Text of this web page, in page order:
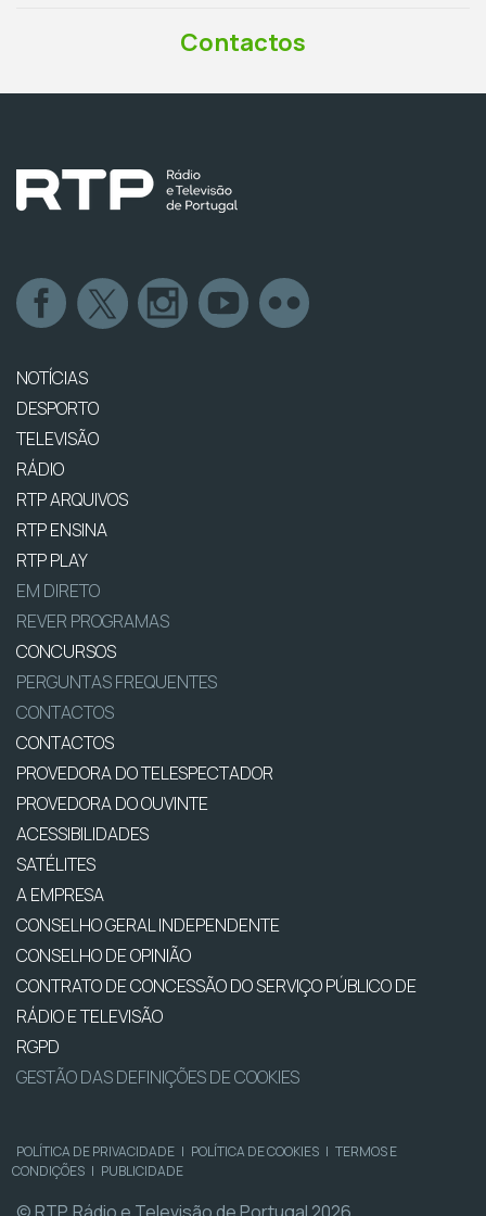
Contactos
NOTÍCIAS
DESPORTO
TELEVISÃO
RÁDIO
RTP ARQUIVOS
RTP ENSINA
RTP PLAY
EM DIRETO
REVER PROGRAMAS
CONCURSOS
PERGUNTAS FREQUENTES
CONTACTOS
CONTACTOS
PROVEDORA DO TELESPECTADOR
PROVEDORA DO OUVINTE
ACESSIBILIDADES
SATÉLITES
A EMPRESA
CONSELHO GERAL INDEPENDENTE
CONSELHO DE OPINIÃO
CONTRATO DE CONCESSÃO DO SERVIÇO PÚBLICO DE
RÁDIO E TELEVISÃO
RGPD
GESTÃO DAS DEFINIÇÕES DE COOKIES
POLÍTICA DE PRIVACIDADE | POLÍTICA DE COOKIES | TERMOS E
CONDIÇÕES | PUBLICIDADE